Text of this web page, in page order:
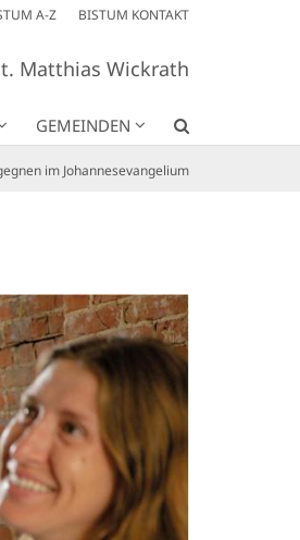
A-Z BISTUM KONTAKT
Matthias Wickrath
GEMEINDEN
im Johannesevangelium